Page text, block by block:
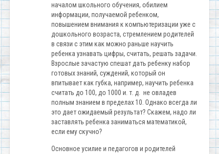
началом школьного обучения, обилием
информации, получаемой ребенком,
повышением внимания к компьютеризации уже с
дошкольного возраста, стремлением родителей
в связи с этим как можно раньше научить
ребенка узнавать цифры, считать, решать задачи.
Взрослые зачастую спешат дать ребенку набор
готовых знаний, суждений, который он
впитывает как губка, например, научить ребенка
считать до 100, до 1000 и. т. д. не овладев
полным знанием в пределах 10. Однако всегда ли
это дает ожидаемый результат? Скажем, надо ли
заставлять ребенка заниматься математикой,
если ему скучно?
Основное усилие и педагогов и родителей